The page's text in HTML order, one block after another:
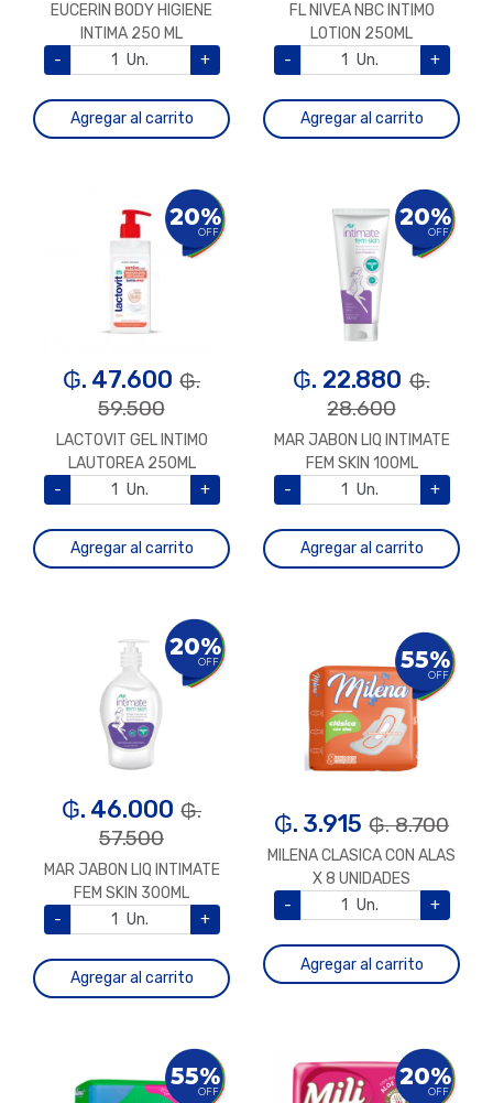
EUCERIN BODY HIGIENE
INTIMA 250 ML
-
Un. +
Agregar al carrito
FL NIVEA NBC INTIMO
LOTION 250ML
-
Un. +
Agregar al carrito
20%
OFF
₲. 47.600 ₲.
59.500
LACTOVIT GEL INTIMO
LAUTOREA 250ML
-
Un. +
Agregar al carrito
20%
OFF
₲. 22.880 ₲.
28.600
MAR JABON LIQ INTIMATE
FEM SKIN 100ML
-
Un. +
Agregar al carrito
20%
OFF
₲. 46.000 ₲.
57.500
MAR JABON LIQ INTIMATE
FEM SKIN 300ML
-
Un. +
Agregar al carrito
55%
OFF
₲. 3.915 ₲. 8.700
MILENA CLASICA CON ALAS
X 8 UNIDADES
-
Un. +
Agregar al carrito
55%
OFF
20%
OFF